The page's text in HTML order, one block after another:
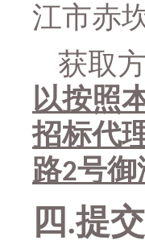
江市赤
获取
以按照
招标代
路2号御
四 .提